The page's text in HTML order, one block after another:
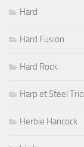
Hard
Hard Fusion
Hard Rock
Harp et Steel Trio
Herbie Hancock